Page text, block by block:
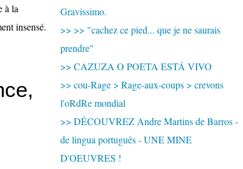
à la
insensé.
Gravissimo.
>> >> "cachez ce pied... que je ne saurais
prendre"
>> CAZUZA O POETA ESTÁ VIVO
>> cou-Rage > Rage-aux-coups > crevons
l'oRdRe mondial
>> DÉCOUVREZ Andre Martins de Barros -
de lingua português - UNE MINE
D'OEUVRES !